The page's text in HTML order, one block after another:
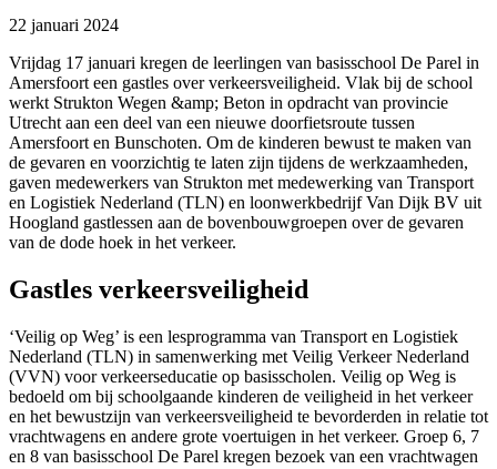
22 januari 2024
Vrijdag 17 januari kregen de leerlingen van basisschool De Parel in
Amersfoort een gastles over verkeersveiligheid. Vlak bij de school
werkt Strukton Wegen &amp; Beton in opdracht van provincie
Utrecht aan een deel van een nieuwe doorfietsroute tussen
Amersfoort en Bunschoten. Om de kinderen bewust te maken van
de gevaren en voorzichtig te laten zijn tijdens de werkzaamheden,
gaven medewerkers van Strukton met medewerking van Transport
en Logistiek Nederland (TLN) en loonwerkbedrijf Van Dijk BV uit
Hoogland gastlessen aan de bovenbouwgroepen over de gevaren
van de dode hoek in het verkeer.
Gastles verkeersveiligheid
‘Veilig op Weg’ is een lesprogramma van Transport en Logistiek
Nederland (TLN) in samenwerking met Veilig Verkeer Nederland
(VVN) voor verkeerseducatie op basisscholen. Veilig op Weg is
bedoeld om bij schoolgaande kinderen de veiligheid in het verkeer
en het bewustzijn van verkeersveiligheid te bevorderden in relatie tot
vrachtwagens en andere grote voertuigen in het verkeer. Groep 6, 7
en 8 van basisschool De Parel kregen bezoek van een vrachtwagen